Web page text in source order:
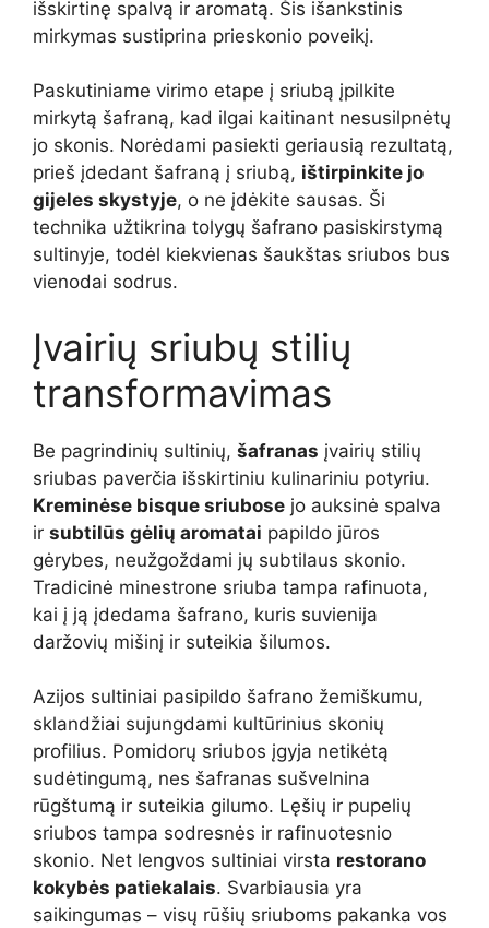
išskirtinę spalvą ir aromatą. Šis išankstinis
mirkymas sustiprina prieskonio poveikį.
Paskutiniame virimo etape į sriubą įpilkite
mirkytą šafraną, kad ilgai kaitinant nesusilpnėtų
jo skonis. Norėdami pasiekti geriausią rezultatą,
prieš įdedant šafraną į sriubą, ištirpinkite jo
gijeles skystyje, o ne įdėkite sausas. Ši
technika užtikrina tolygų šafrano pasiskirstymą
sultinyje, todėl kiekvienas šaukštas sriubos bus
vienodai sodrus.
Įvairių sriubų stilių
transformavimas
Be pagrindinių sultinių, šafranas įvairių stilių
sriubas paverčia išskirtiniu kulinariniu potyriu.
Kreminėse bisque sriubose jo auksinė spalva
ir subtilūs gėlių aromatai papildo jūros
gėrybes, neužgoždami jų subtilaus skonio.
Tradicinė minestrone sriuba tampa rafinuota,
kai į ją įdedama šafrano, kuris suvienija
daržovių mišinį ir suteikia šilumos.
Azijos sultiniai pasipildo šafrano žemiškumu,
sklandžiai sujungdami kultūrinius skonių
profilius. Pomidorų sriubos įgyja netikėtą
sudėtingumą, nes šafranas sušvelnina
rūgštumą ir suteikia gilumo. Lęšių ir pupelių
sriubos tampa sodresnės ir rafinuotesnio
skonio. Net lengvos sultiniai virsta restorano
kokybės patiekalais. Svarbiausia yra
saikingumas – visų rūšių sriuboms pakanka vos